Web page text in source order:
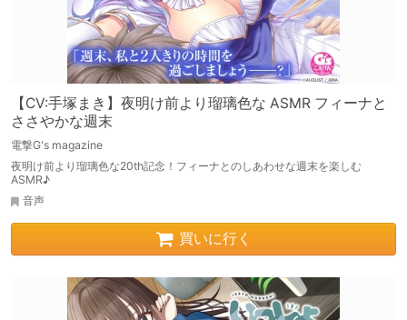
【CV:手塚まき】夜明け前より瑠璃色な ASMR フィーナと
ささやかな週末
電撃G's magazine
夜明け前より瑠璃色な20th記念！フィーナとのしあわせな週末を楽しむ
ASMR♪
音声
買いに行く